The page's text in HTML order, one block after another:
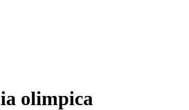
olimpica